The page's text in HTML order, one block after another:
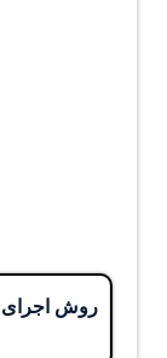
روش اجرای